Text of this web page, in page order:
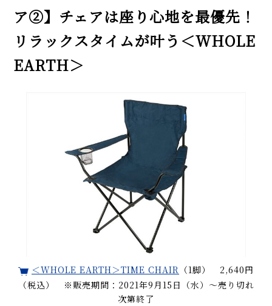
ア②】チェアは座り心地を最優先！
リラックスタイムが叶う＜WHOLE
EARTH＞
＜WHOLE EARTH＞TIME CHAIR （1脚） 2,640円
（税込） ※販売期間：2021年9月15日（水）〜売り切れ
次第終了